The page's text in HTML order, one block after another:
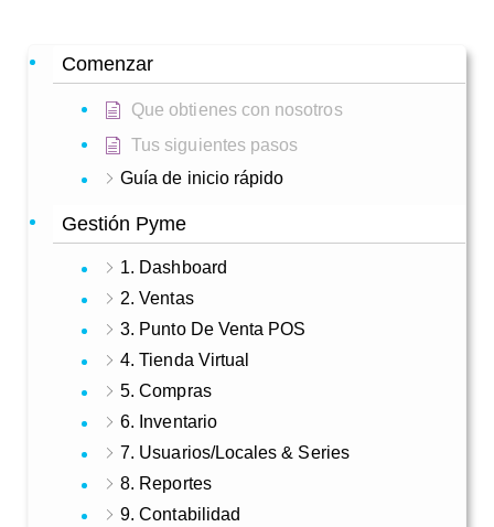
Comenzar
Que obtienes con nosotros
Tus siguientes pasos
Guía de inicio rápido
Gestión Pyme
1. Dashboard
2. Ventas
3. Punto De Venta POS
4. Tienda Virtual
5. Compras
6. Inventario
7. Usuarios/Locales & Series
8. Reportes
9. Contabilidad